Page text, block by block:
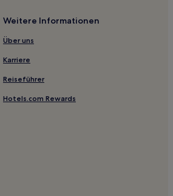
Weitere Informationen
Über uns
Karriere
Reiseführer
Hotels.com Rewards